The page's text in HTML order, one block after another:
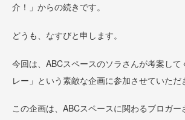
介！」からの続きです。
どうも、なすびと申します。
今回は、ABCスペースのソラさんが考案して
レー」という素敵な企画に参加させていただ
この企画は、ABCスペースに関わるブロガー